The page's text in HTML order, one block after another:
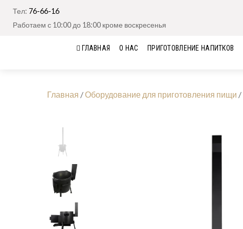
Тел: 76-66-16
Работаем с 10:00 до 18:00 кроме воскресенья
ГЛАВНАЯ О НАС ПРИГОТОВЛЕНИЕ НАПИТКОВ
Главная /Оборудование для приготовления пищи /